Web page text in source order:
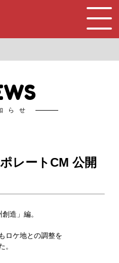
らせ
レートCM 公開
造」編。
ロケ地との調整を
。